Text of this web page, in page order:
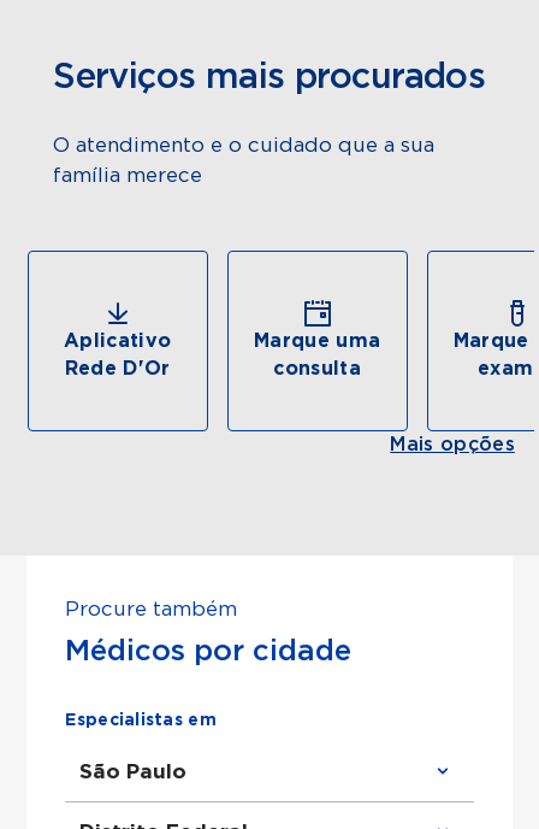
Serviços mais procurados
O atendimento e o cuidado que a sua
família merece
Aplicativo
Rede D'Or
Marque uma
consulta
Marque
Mais opções
Procure também
Médicos por cidade
Especialistas em
São Paulo
Clínico Geral em São Paulo